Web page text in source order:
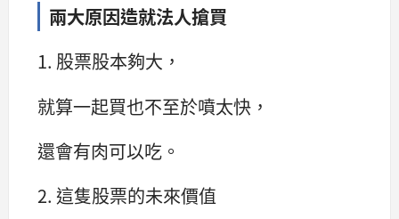
兩大原因造就法人搶買
1. 股票股本夠大，
就算一起買也不至於噴太快，
還會有肉可以吃。
2. 這隻股票的未來價值